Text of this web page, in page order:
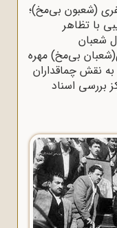
(شعبون بی‌مخ)؛
با تظاهر
شعبان
بى‌مخ) مهره
نقش چماقداران
بررسی اسناد